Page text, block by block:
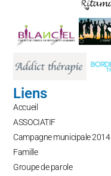
Liens
Accueil
ASSOCIATIF
Campagne municipale 2014
Famille
Groupe de parole